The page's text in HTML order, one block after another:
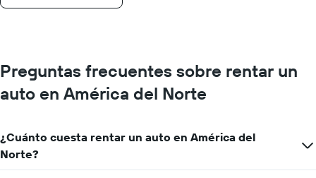
Preguntas frecuentes sobre rentar un
auto en América del Norte
¿Cuánto cuesta rentar un auto en América del
Norte?